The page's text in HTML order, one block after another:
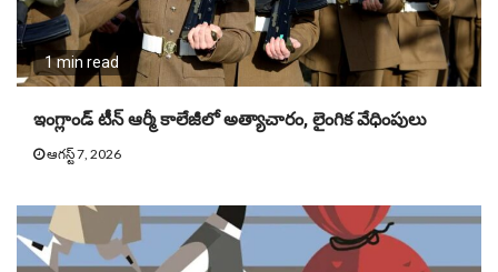
1 min read
ఇంగ్లాండ్ టీన్ ఆర్మీ కాలేజీలో అత్యాచారం, లైంగిక వేధింపులు
ఆగస్ట్ 7, 2026